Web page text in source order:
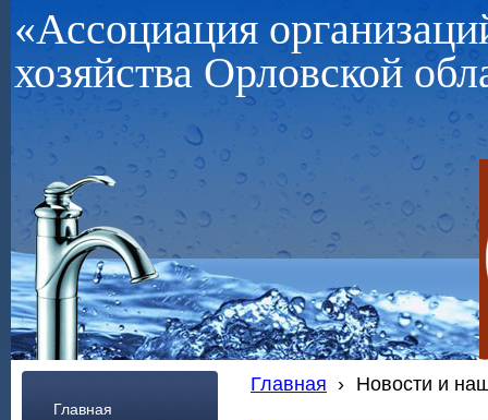
«Ассоциация
хозяйства Орловской
Главная
Главная › Новости и